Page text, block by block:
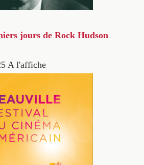
jours de Rock Hudson
A l'affiche